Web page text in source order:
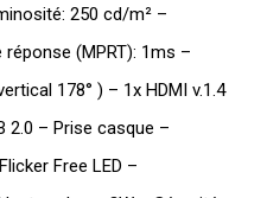
250 cd/m² –
(MPRT): 1ms –
178° ) – 1x HDMI v.1.4
2.0 – Prise casque –
Free LED –